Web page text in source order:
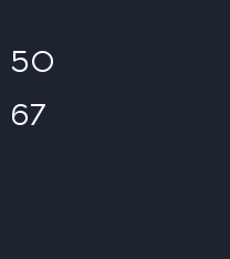
50
67